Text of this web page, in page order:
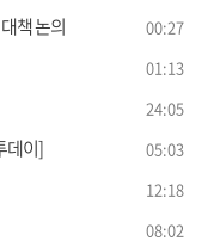
책 논의 00:27
01:13
24:05
데이] 05:03
12:18
08:02